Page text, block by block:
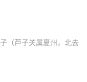
（芦子关属夏州，北去